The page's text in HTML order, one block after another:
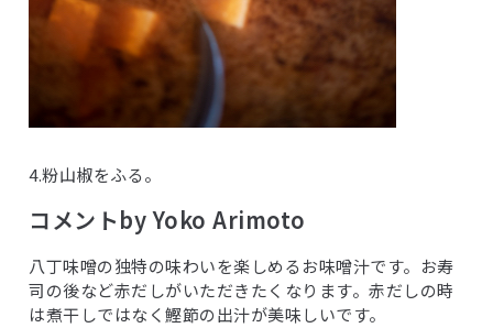
4.粉山椒をふる。
コメントby Yoko Arimoto
八丁味噌の独特の味わいを楽しめるお味噌汁です。お寿
司の後など赤だしがいただきたくなります。赤だしの時
は煮干しではなく鰹節の出汁が美味しいです。